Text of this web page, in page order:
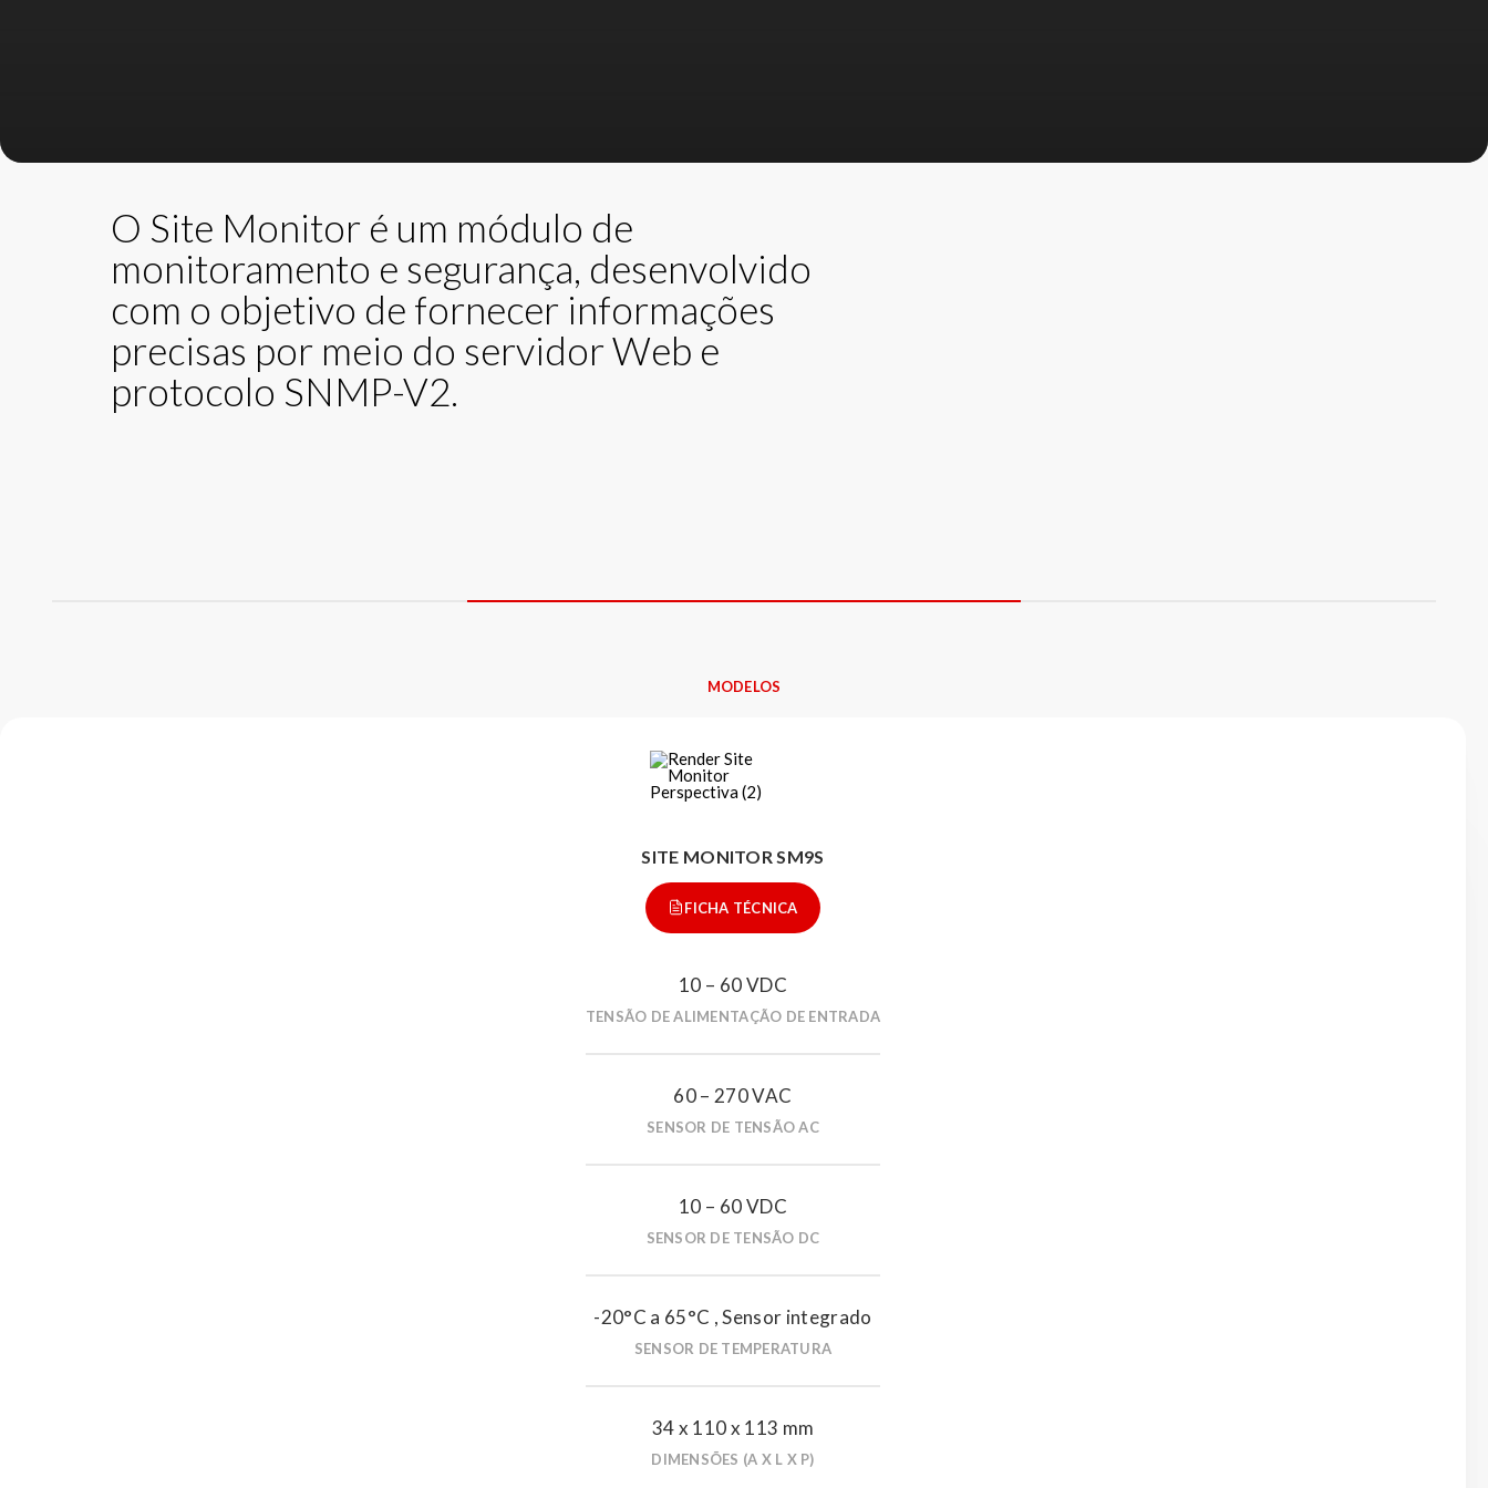
O Site Monitor é um módulo de
monitoramento e segurança, desenvolvido
com o objetivo de fornecer informações
precisas por meio do servidor Web e
protocolo SNMP-V2.
MODELOS
SITE MONITOR SM9S
FICHA TÉCNICA
10 – 60 VDC
TENSÃO DE ALIMENTAÇÃO DE ENTRADA
60 – 270 VAC
SENSOR DE TENSÃO AC
10 – 60 VDC
SENSOR DE TENSÃO DC
-20°C a 65°C , Sensor integrado
SENSOR DE TEMPERATURA
34 x 110 x 113 mm
DIMENSÕES (A X L X P)